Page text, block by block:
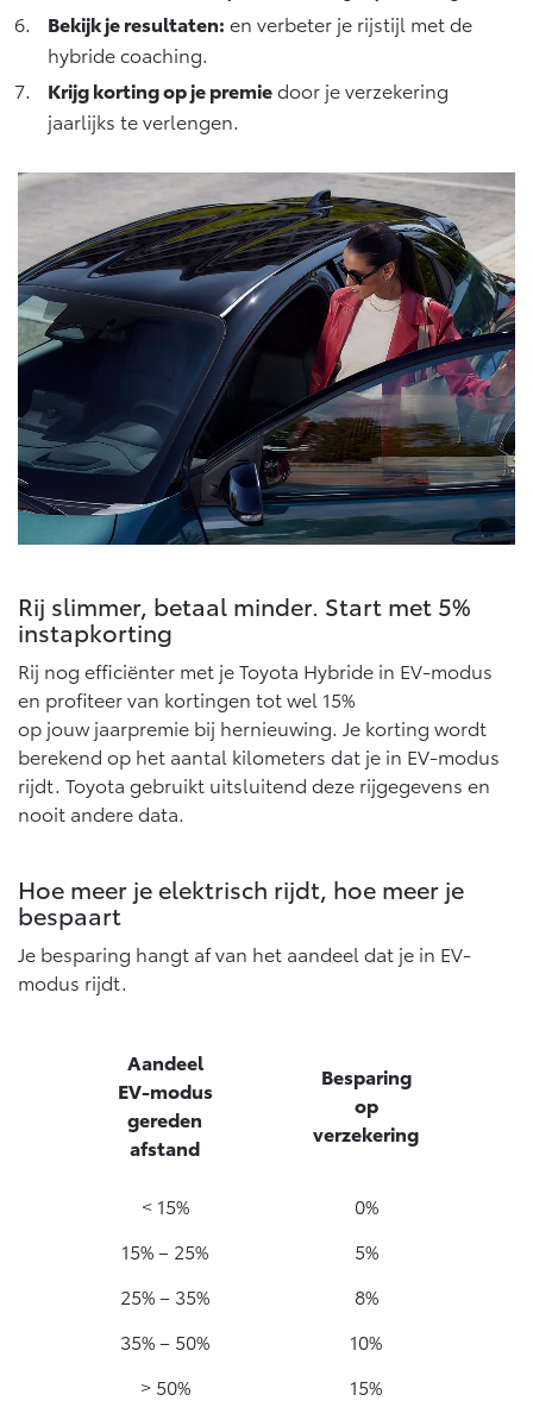
Bekijk je resultaten: en verbeter je rijstijl met de
hybride coaching.
Krijg korting op je premiedoor je verzekering
jaarlijks te verlengen.
Rij slimmer, betaal minder. Start met 5%
instapkorting
Rij nog efficiënter met je Toyota Hybride in EV-modus
en profiteer van kortingen tot wel 15%
op jouw jaarpremie bij hernieuwing. Je korting wordt
berekend op het aantal kilometers dat je in EV-modus
rijdt. Toyota gebruikt uitsluitend deze rijgegevens en
nooit andere data.
Hoe meer je elektrisch rijdt, hoe meer je
bespaart
Je besparing hangt af van het aandeel dat je in EV-
modus rijdt.
Aandeel
EV-modus
gereden
afstand
Besparing
op
verzekering
< 15%
0%
15% – 25%
5%
25% – 35%
8%
35% – 50%
10%
> 50%
15%